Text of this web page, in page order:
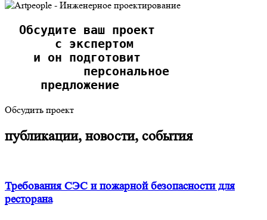
  Обсудите ваш проект
       с экспертом
    и он подготовит
           персональное
     предложение
Обсудить проект
публикации, новости, события
Требования СЭС и пожарной безопасности для
ресторана